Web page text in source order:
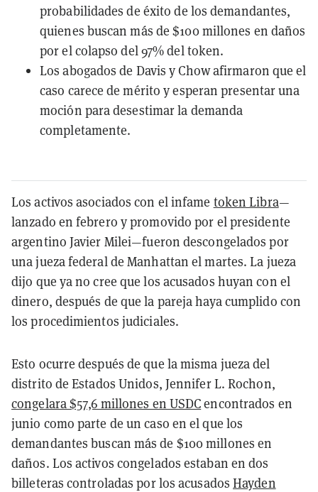
probabilidades de éxito de los demandantes,
quienes buscan más de $100 millones en daños
por el colapso del 97% del token.
Los abogados de Davis y Chow afirmaron que el
caso carece de mérito y esperan presentar una
moción para desestimar la demanda
completamente.
Los activos asociados con el infame token Libra—
lanzado en febrero y promovido por el presidente
argentino Javier Milei—fueron descongelados por
una jueza federal de Manhattan el martes. La jueza
dijo que ya no cree que los acusados huyan con el
dinero, después de que la pareja haya cumplido con
los procedimientos judiciales.
Esto ocurre después de que la misma jueza del
distrito de Estados Unidos, Jennifer L. Rochon,
congelara $57,6 millones en USDCencontrados en
junio como parte de un caso en el que los
demandantes buscan más de $100 millones en
daños. Los activos congelados estaban en dos
billeteras controladas por los acusadosHayden